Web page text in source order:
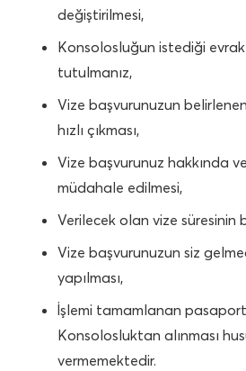
değiştirilmesi,
Konsolosluğun istediği
tutulmanız,
Vize başvurunuzun
hızlı çıkması,
Vize başvurunuz hakkında
müdahale edilmesi,
Verilecek olan vize süresinin
Vize başvurunuzun siz
yapılması,
İşlemi tamamlanan
Konsolosluktan alınması
vermemektedir.